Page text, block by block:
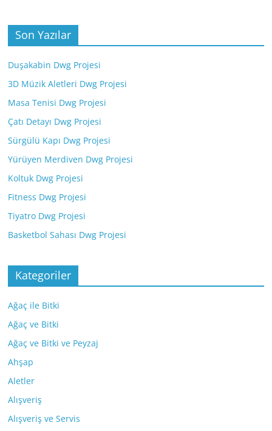
Son Yazılar
Duşakabin Dwg Projesi
3D Müzik Aletleri Dwg Projesi
Masa Tenisi Dwg Projesi
Çatı Detayı Dwg Projesi
Sürgülü Kapı Dwg Projesi
Yürüyen Merdiven Dwg Projesi
Koltuk Dwg Projesi
Fitness Dwg Projesi
Tiyatro Dwg Projesi
Basketbol Sahası Dwg Projesi
Kategoriler
Ağaç ile Bitki
Ağaç ve Bitki
Ağaç ve Bitki ve Peyzaj
Ahşap
Aletler
Alışveriş
Alışveriş ve Servis